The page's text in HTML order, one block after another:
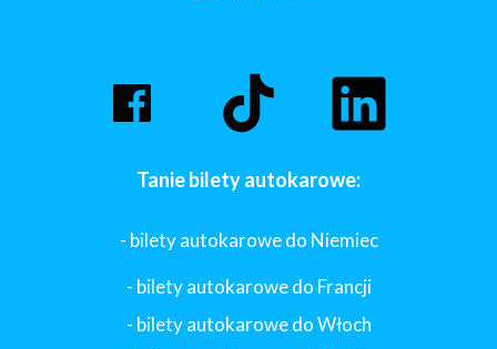
Tanie bilety autokarowe:
- bilety autokarowe do Niemiec
- bilety autokarowe do Francji
- bilety autokarowe do Włoch